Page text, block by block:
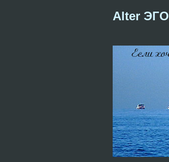
Alter ЭГО